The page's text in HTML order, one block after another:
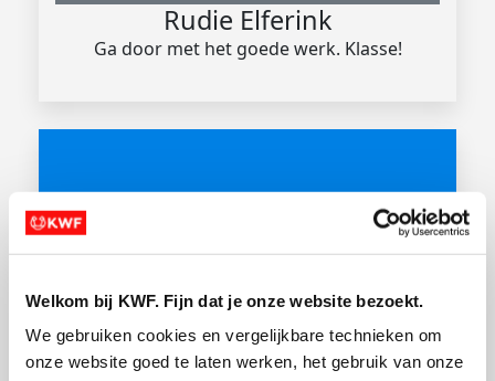
Welkom bij KWF. Fijn dat je onze website bezoekt.
We gebruiken cookies en vergelijkbare technieken om
onze website goed te laten werken, het gebruik van onze
Rudie Elferink
Ga door met het goede werk. Klasse!
€300.40
Anoniem